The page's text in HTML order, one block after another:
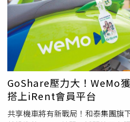
站」，達成 10.7 萬年度換電次數
油站」，累積10.4 萬的年度換電次
準滿足經濟商圈與交通樞紐的強
最愛換電！Gogoro首度公布全台
日，全台車主的換電時間大多集中
間，於下班或外出途中進行換電
峰」；台北市、新北市、新竹縣、
段則最晚，落在 18:00，顯示大都
班後生活更晚展開。而在深夜時段
容忽視，24:00-1:00 成為深夜最忙
GoShare壓力大！WeMo
搭上iRent會員平台
共享機車將有新戰局！和泰集團旗